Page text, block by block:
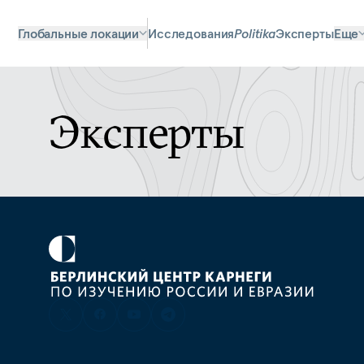
Глобальные локации ИсследованияPolitikaЭкспертыЕще
Эксперты